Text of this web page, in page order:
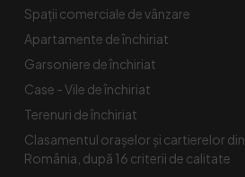
Spaţii comerciale de vânzare
Apartamente de închiriat
Garsoniere de închiriat
Case - Vile de închiriat
Terenuri de închiriat
Clasamentul orașelor și cartierelor din
România, după 16 criterii de calitate